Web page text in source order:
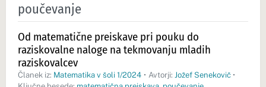
poučevanje
Od matematične preiskave pri pouku do
raziskovalne naloge na tekmovanju mladih
raziskovalcev
Članek iz: Matematika v šoli 1/2024 • Avtorji: Jožef Senekovič •